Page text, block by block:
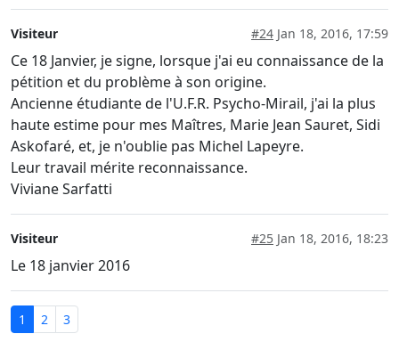
Visiteur #24 Jan 18, 2016, 17:59
Ce 18 Janvier, je signe, lorsque j'ai eu connaissance de la
pétition et du problème à son origine.
Ancienne étudiante de l'U.F.R. Psycho-Mirail, j'ai la plus
haute estime pour mes Maîtres, Marie Jean Sauret, Sidi
Askofaré, et, je n'oublie pas Michel Lapeyre.
Leur travail mérite reconnaissance.
Viviane Sarfatti
Visiteur #25 Jan 18, 2016, 18:23
Le 18 janvier 2016
1 2 3